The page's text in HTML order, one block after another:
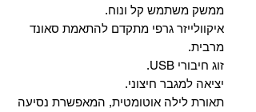
ממשק משתמש קל ונוח.
איקוולייזר גרפי מתקדם להתאמת סאונד
מרבית.
זוג חיבורי USB.
יציאה למגבר חיצוני.
תאורת לילה אוטומטית, המאפשרת נסיעה